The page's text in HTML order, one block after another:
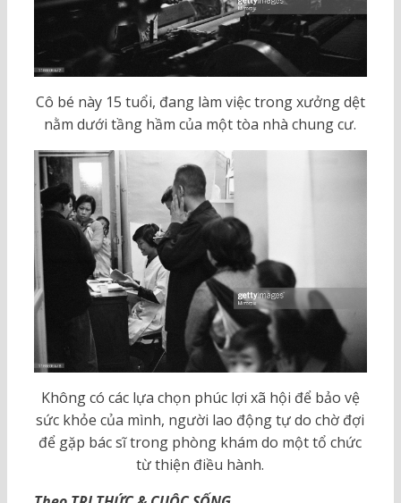
Cô bé này 15 tuổi, đang làm việc trong xưởng dệt
nằm dưới tầng hầm của một tòa nhà chung cư.
Không có các lựa chọn phúc lợi xã hội để bảo vệ
sức khỏe của mình, người lao động tự do chờ đợi
để gặp bác sĩ trong phòng khám do một tổ chức
từ thiện điều hành.